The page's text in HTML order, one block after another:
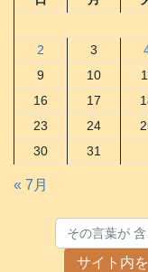
2
3
9
10
16
17
23
24
30
31
« 7月
サイト内を